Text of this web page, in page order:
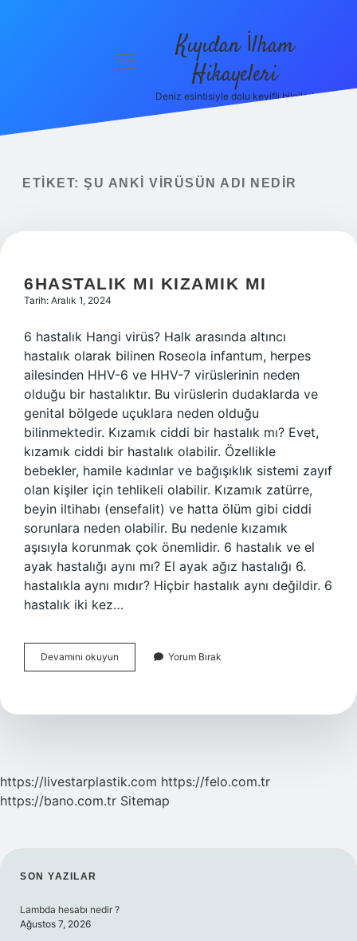
menüyü
Kıyıdan İlham
Hikayeleri
Deniz esintisiyle dolu keyifli bilgiler!
ETIKET: ŞU ANKI VIRÜSÜN ADI NEDIR
6HASTALIK MI KIZAMIK MI
Tarih: Aralık 1, 2024
6 hastalık Hangi virüs? Halk arasında altıncı
hastalık olarak bilinen Roseola infantum, herpes
ailesinden HHV-6 ve HHV-7 virüslerinin neden
olduğu bir hastalıktır. Bu virüslerin dudaklarda ve
genital bölgede uçuklara neden olduğu
bilinmektedir. Kızamık ciddi bir hastalık mı? Evet,
kızamık ciddi bir hastalık olabilir. Özellikle
bebekler, hamile kadınlar ve bağışıklık sistemi zayıf
olan kişiler için tehlikeli olabilir. Kızamık zatürre,
beyin iltihabı (ensefalit) ve hatta ölüm gibi ciddi
sorunlara neden olabilir. Bu nedenle kızamık
aşısıyla korunmak çok önemlidir. 6 hastalık ve el
ayak hastalığı aynı mı? El ayak ağız hastalığı 6.
hastalıkla aynı mıdır? Hiçbir hastalık aynı değildir. 6
hastalık iki kez…
Devamını okuyun 6Hastalık
Mı
Yorum Bırak
https://livestarplastik.com https://felo.com.tr
https://bano.com.tr Sitemap
SIDEBAR
SON YAZILAR
Lambda hesabı nedir ?
Ağustos 7, 2026